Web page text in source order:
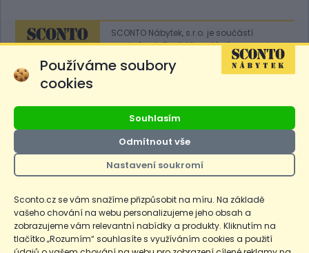
SCONTO Nábytek, s.r.o. je součástí
mezinárodního řetězce, který provozuje
obchodní domy
Sconto.
Ceny produktů na e-shopu sconto.cz jsou označeny následovně. Běžná
cena je cena bez označení, *Cena pro členy SCONTO Clubu, **Akční
dnů před prvním zlevněním. Dle zákona o ochraně spotřebitele §12a je
uvedená Běžná cena současně i nejnižší za 30 dní, pokud není Nejnižší
Běžná cena za 30 dní uvedena samostatně na detailu produktu.
Používáme soubory
cookies
Souhlasím
Odmítnout vše
Nastavení soukromí
Sconto.cz se vám snažíme přizpůsobit na míru. Na základě
vašeho chování na webu personalizujeme jeho obsah a
zobrazujeme vám relevantní nabídky a produkty. Kliknutím na
tlačítko „Rozumím“ souhlasíte s využíváním cookies a použití